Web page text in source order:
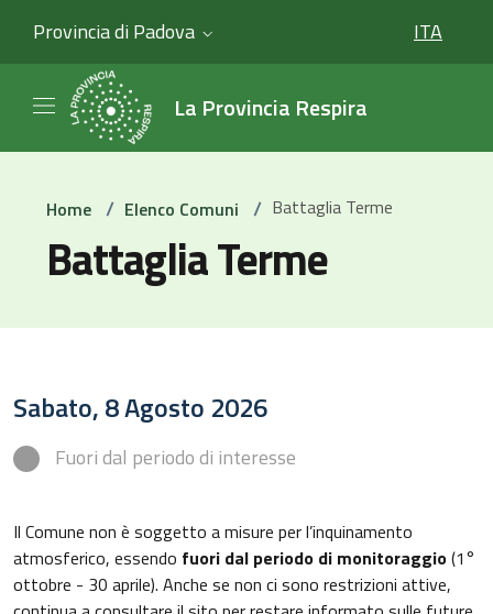
Provincia di Padova ITA
La Provincia Respira
Home / Elenco Comuni / Battaglia Terme
Battaglia Terme
Sabato, 8 Agosto 2026
Fuori dal periodo di interesse
Il Comune non è soggetto a misure per l’inquinamento
atmosferico, essendo fuori dal periodo di monitoraggio(1°
ottobre - 30 aprile). Anche se non ci sono restrizioni attive,